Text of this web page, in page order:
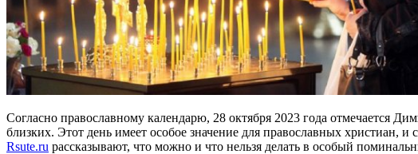
Согласно православному календарю, 28 октября 2023 года отмечается
близких. Этот день имеет особое значение для православных христиан,
Rsute.ru рассказывают, что можно и что нельзя делать в особый